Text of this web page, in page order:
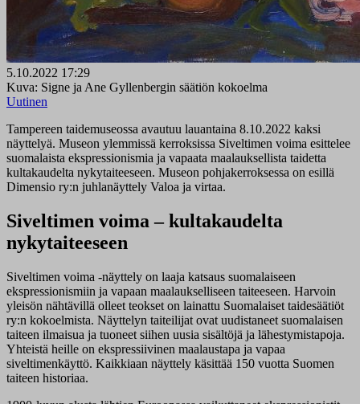
5.10.2022 17:29
Kuva: Signe ja Ane Gyllenbergin säätiön kokoelma
Uutinen
Tampereen taidemuseossa avautuu lauantaina 8.10.2022 kaksi
näyttelyä. Museon ylemmissä kerroksissa Siveltimen voima esittelee
suomalaista ekspressionismia ja vapaata maalauksellista taidetta
kultakaudelta nykytaiteeseen. Museon pohjakerroksessa on esillä
Dimensio ry:n juhlanäyttely Valoa ja virtaa.
Siveltimen voima – kultakaudelta
nykytaiteeseen
Siveltimen voima -näyttely on laaja katsaus suomalaiseen
ekspressionismiin ja vapaan maalaukselliseen taiteeseen. Harvoin
yleisön nähtävillä olleet teokset on lainattu Suomalaiset taidesäätiöt
ry:n kokoelmista. Näyttelyn taiteilijat ovat uudistaneet suomalaisen
taiteen ilmaisua ja tuoneet siihen uusia sisältöjä ja lähestymistapoja.
Yhteistä heille on ekspressiivinen maalaustapa ja vapaa
siveltimenkäyttö. Kaikkiaan näyttely käsittää 150 vuotta Suomen
taiteen historiaa.